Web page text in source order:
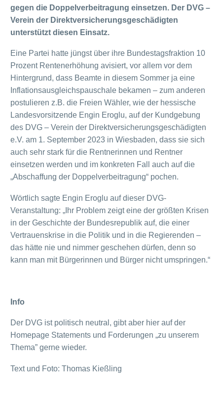
gegen die Doppelverbeitragung einsetzen. Der DVG –
Verein der Direktversicherungsgeschädigten
unterstützt diesen Einsatz.
Eine Partei hatte jüngst über ihre Bundestagsfraktion 10
Prozent Rentenerhöhung avisiert, vor allem vor dem
Hintergrund, dass Beamte in diesem Sommer ja eine
Inflationsausgleichspauschale bekamen – zum anderen
postulieren z.B. die Freien Wähler, wie der hessische
Landesvorsitzende Engin Eroglu, auf der Kundgebung
des DVG – Verein der Direktversicherungsgeschädigten
e.V. am 1. September 2023 in Wiesbaden, dass sie sich
auch sehr stark für die Rentnerinnen und Rentner
einsetzen werden und im konkreten Fall auch auf die
„Abschaffung der Doppelverbeitragung“ pochen.
Wörtlich sagte Engin Eroglu auf dieser DVG-
Veranstaltung: „Ihr Problem zeigt eine der größten Krisen
in der Geschichte der Bundesrepublik auf, die einer
Vertrauenskrise in die Politik und in die Regierenden –
das hätte nie und nimmer geschehen dürfen, denn so
kann man mit Bürgerinnen und Bürger nicht umspringen.“
Info
Der DVG ist politisch neutral, gibt aber hier auf der
Homepage Statements und Forderungen „zu unserem
Thema” gerne wieder.
Text und Foto: Thomas Kießling